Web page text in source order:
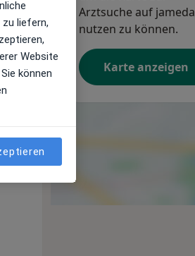
Arztsuche auf jameda
nutzen zu können.
Karte anzeigen
liefern,
Website
können